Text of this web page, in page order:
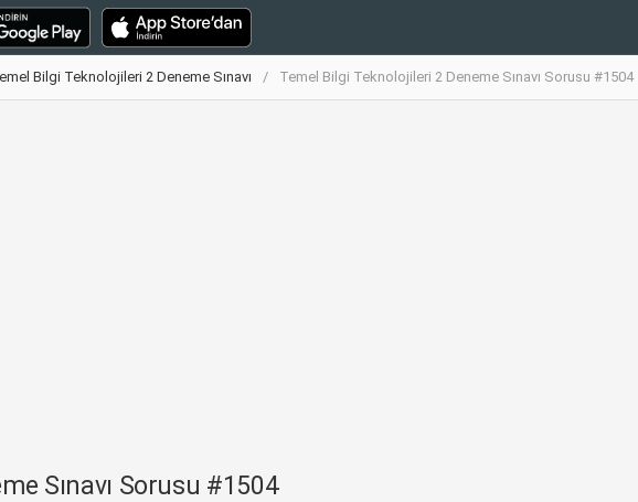
Bilgi Teknolojileri 2 Deneme Sınavı Temel Bilgi Teknolojileri 2 Deneme Sınavı Sorusu #1504
Sınavı Sorusu #1504